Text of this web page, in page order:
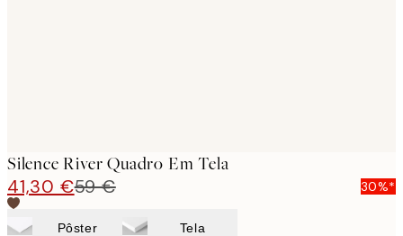
Silence River Quadro Em Tela
41,30 €59 € 30%*
Pôster Tela